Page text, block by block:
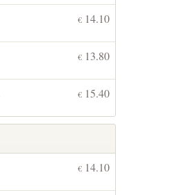
€ 14.10
€ 13.80
€ 15.40
€ 14.10